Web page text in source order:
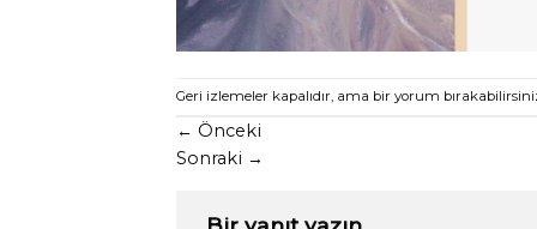
Geri izlemeler kapalıdır, ama bir yorum
← Önceki
Sonraki →